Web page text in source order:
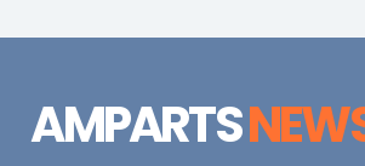
AMPARTS